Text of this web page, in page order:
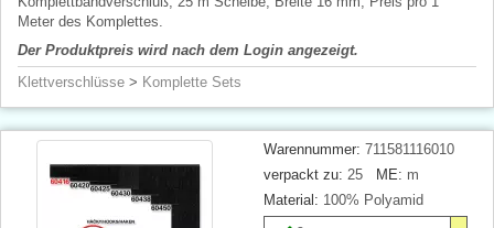
Meter des Komplettes.
Der Produktpreis wird nach dem Login angezeigt.
Klettverschlüsse > Komplette Sets
Warennummer: 711581116010
verpackt zu: 25 ME: m
Material: 100% Polyamid